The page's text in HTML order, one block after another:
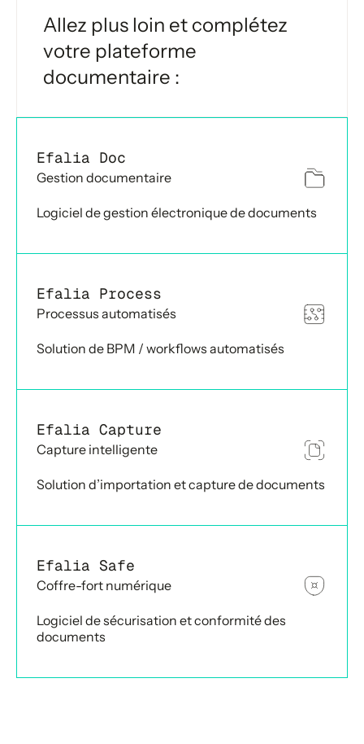
Allez plus loin et complétez
votre plateforme
documentaire :
Efalia Doc
Gestion documentaire
Logiciel de gestion électronique de documents
Efalia Process
Processus automatisés
Solution de BPM / workflows automatisés
Efalia Capture
Capture intelligente
Solution d’importation et capture de documents
Efalia Safe
Coffre-fort numérique
Logiciel de sécurisation et conformité des
documents